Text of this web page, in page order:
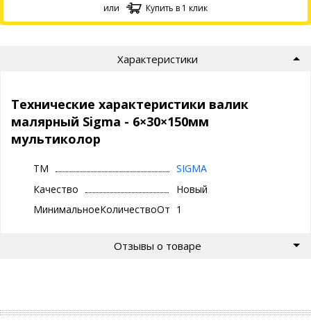
или Купить в 1 клик
Характеристики
Технические характеристики валик
малярный Sigma - 6×30×150мм
мультиколор
ТМ
SIGMA
Качество
Новый
МинимальноеКоличествоОтгрузки
1
Отзывы о товаре